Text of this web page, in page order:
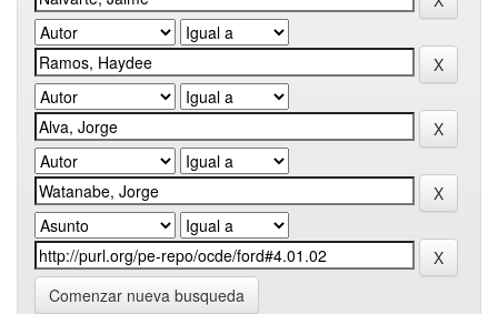
Comenzar nueva busqueda